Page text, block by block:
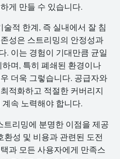
게 만들 수 있습니다.
술적 한계, 즉 실내에서 잘 침
성은 스트리밍의 안정성과
. 이는 경험이 기대만큼 균일
며, 특히 폐쇄된 환경이나
더욱 그렇습니다. 공급자와
적화하고 적절한 커버리지
속 노력해야 합니다.
트리밍에 분명한 이점을 제공
환성 및 비용과 관련된 도전
과 모든 사용자에게 만족스